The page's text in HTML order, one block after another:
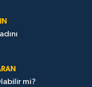
mi?